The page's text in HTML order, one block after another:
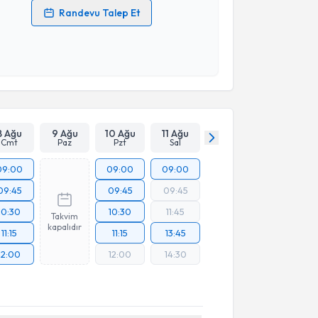
Randevu Talep Et
işlenmesine ilişkinAydınlatma Metni
Ağu
Cmt
9 Ağu
Paz
10 Ağu
Pzt
11 Ağu
Sal
11:15
Takvim
kapalıdır
09:00
09:45
10:30
11:15
12:00
09:00
09:45
11:45
13:45
14:30